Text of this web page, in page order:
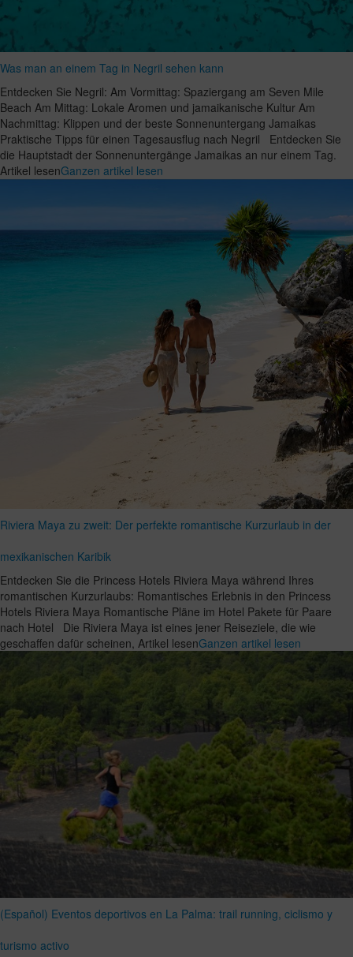
Was man an einem Tag in Negril sehen kann
Entdecken Sie Negril: Am Vormittag: Spaziergang am Seven Mile
Beach Am Mittag: Lokale Aromen und jamaikanische Kultur Am
Nachmittag: Klippen und der beste Sonnenuntergang Jamaikas
Praktische Tipps für einen Tagesausflug nach Negril Entdecken Sie
die Hauptstadt der Sonnenuntergänge Jamaikas an nur einem Tag.
Artikel lesenGanzen artikel lesen
Riviera Maya zu zweit: Der perfekte romantische Kurzurlaub in der
mexikanischen Karibik
Entdecken Sie die Princess Hotels Riviera Maya während Ihres
romantischen Kurzurlaubs: Romantisches Erlebnis in den Princess
Hotels Riviera Maya Romantische Pläne im Hotel Pakete für Paare
nach Hotel Die Riviera Maya ist eines jener Reiseziele, die wie
geschaffen dafür scheinen, Artikel lesenGanzen artikel lesen
(Español) Eventos deportivos en La Palma: trail running, ciclismo y
turismo activo